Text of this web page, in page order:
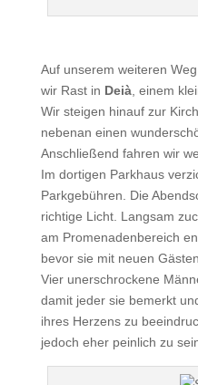
Auf unserem weiteren
wir Rast in Deià, einem
Wir steigen hinauf zur
nebenan einen
Anschließend fahren wir
Im dortigen Parkhaus
Parkgebühren. Die
richtige Licht. Langsam
am Promenadenbereich
bevor sie mit neuen
Vier unerschrockene
damit jeder sie bemerkt
ihres Herzens zu
jedoch eher peinlich zu